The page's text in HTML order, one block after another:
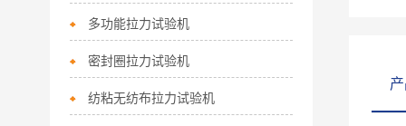
多功能拉力试验机
密封圈拉力试验机
纺粘无纺布拉力试验机